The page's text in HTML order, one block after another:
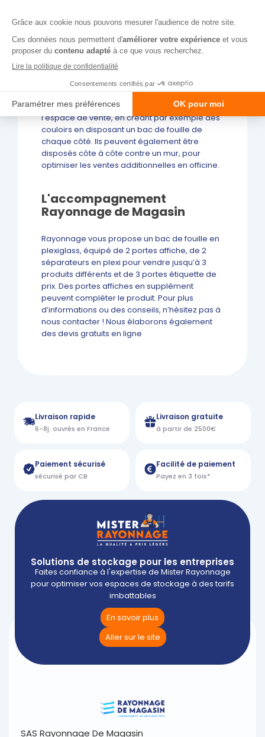
Le bac de fouille en plexiglass est de plus
totalement adapté au format moyen des
produits proposés en vente en pharmacie
Placé à côté de vos
caisses
une promotion sur un médicament, un produit
de soin ou encore de beauté.
Enfin, il peut également vous aider à organiser
l’espace de vente, en créant par exemple des
couloirs en disposant un bac de fouille de
chaque côté. Ils peuvent également être
disposés côte à côte contre un mur, pour
optimiser les ventes additionnelles en officine.
L'accompagnement
Rayonnage de Magasin
Rayonnage vous propose un bac de fouille en
plexiglass, équipé de 2 portes affiche, de 2
séparateurs en plexi pour vendre jusqu’à 3
produits différents et de 3 portes étiquette de
prix. Des portes affiches en supplément
peuvent compléter le produit. Pour plus
d’informations ou des conseils, n’hésitez pas à
nous contacter ! Nous élaborons également
des devis gratuits en ligne
Livraison rapide
6-8j. ouvrés en France
Livraison gratuite
à partir de 2500€
Paiement sécurisé
sécurisé par CB
Facilité de paiement
Payez en 3 fois*
Solutions de stockage pour les entreprises
Faites confiance à l'expertise de Mister Rayonnage
pour optimiser vos espaces de stockage à des tarifs
imbattables
En savoir plus
Aller sur le site
SAS Rayonnage De Magasin